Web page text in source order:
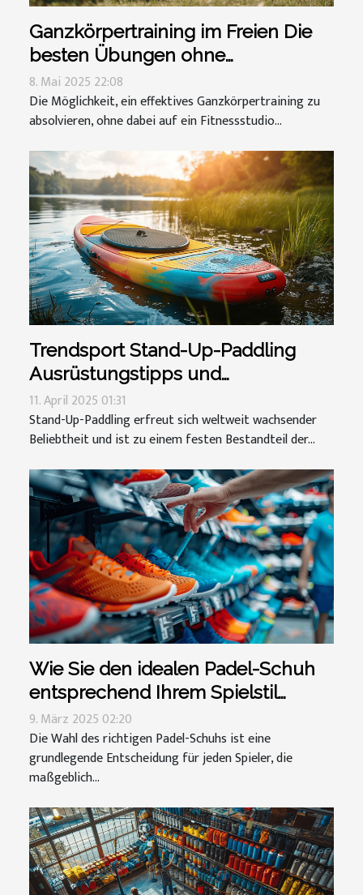
Ganzkörpertraining im Freien Die
besten Übungen ohne
Fitnessstudio
8. Mai 2025 22:08
Die Möglichkeit, ein effektives Ganzkörpertraining zu
absolvieren, ohne dabei auf ein Fitnessstudio...
Trendsport Stand-Up-Paddling
Ausrüstungstipps und
gesundheitliche Vorteile
11. April 2025 01:31
Stand-Up-Paddling erfreut sich weltweit wachsender
Beliebtheit und ist zu einem festen Bestandteil der...
Wie Sie den idealen Padel-Schuh
entsprechend Ihrem Spielstil
auswählen
9. März 2025 02:20
Die Wahl des richtigen Padel-Schuhs ist eine
grundlegende Entscheidung für jeden Spieler, die
maßgeblich...